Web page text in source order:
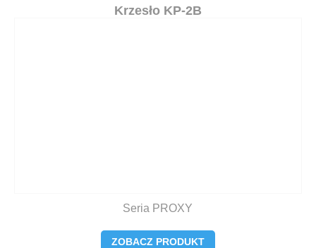
Krzesło KP-2B
Seria PROXY
ZOBACZ PRODUKT